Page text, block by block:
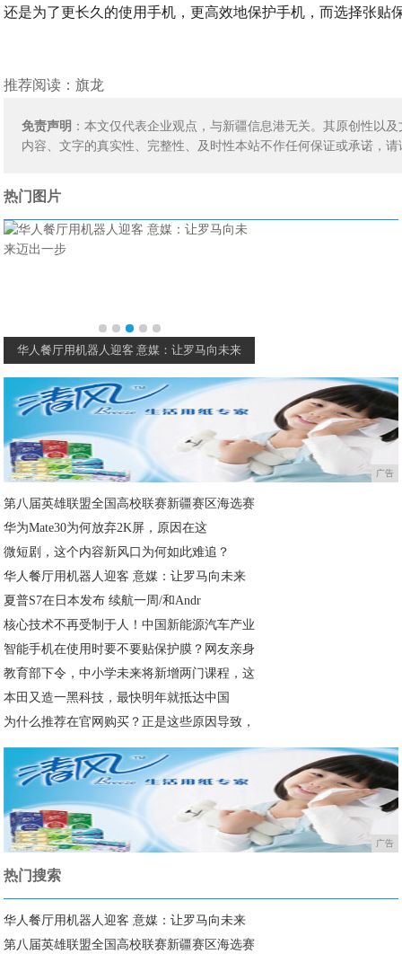
还是为了更长久的使用手机，更高效地保护手机，而选择张贴
推荐阅读：旗龙
免责声明 ：本文仅代表企业观点，与新疆信息港无关。其原创性以
内容、文字的真实性、完整性、及时性本站不作任何保证或承诺，
热门图片
华人餐厅用机器人迎客 意媒：让罗马向未来
广告
第八届英雄联盟全国高校联赛新疆赛区海选赛
华为Mate30为何放弃2K屏，原因在这
微短剧，这个内容新风口为何如此难追？
华人餐厅用机器人迎客 意媒：让罗马向未来
夏普S7在日本发布 续航一周/和Andr
核心技术不再受制于人！中国新能源汽车产业
智能手机在使用时要不要贴保护膜？网友亲身
教育部下令，中小学未来将新增两门课程，这
本田又造一黑科技，最快明年就抵达中国
为什么推荐在官网购买？正是这些原因导致，
广告
热门搜索
华人餐厅用机器人迎客 意媒：让罗马向未来
第八届英雄联盟全国高校联赛新疆赛区海选赛